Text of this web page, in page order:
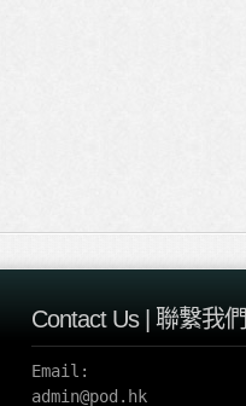
Contact Us | 聯繫我們
Email:
admin@pod.hk